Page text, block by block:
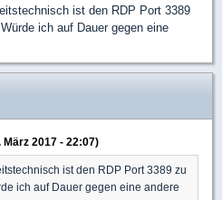
ist den RDP Port 3389
ich auf Dauer gegen eine
2017 - 22:07)
ist den RDP Port 3389 zu
ich auf Dauer gegen eine andere